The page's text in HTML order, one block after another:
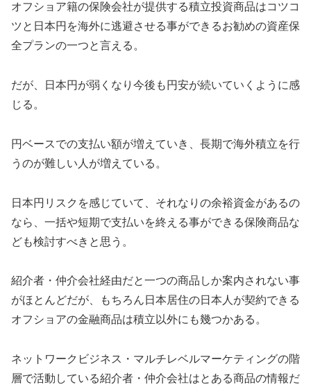
オフショア籍の保険会社が提供する積立投資商品はコツコ
ツと日本円を海外に逃避させる事ができるお勧めの資産保
全プランの一つと言える。
だが、日本円が弱くなり今後も円安が続いていくように感
じる。
円ベースでの支払い額が増えていき、長期で海外積立を行
うのが難しい人が増えている。
日本円リスクを感じていて、それなりの余裕資金があるの
なら、一括や短期で支払いを終える事ができる保険商品な
ども検討すべきと思う。
紹介者・仲介会社経由だと一つの商品しか案内されない事
がほとんどだが、もちろん日本居住の日本人が契約できる
オフショアの金融商品は積立以外にも幾つかある。
ネットワークビジネス・マルチレベルマーケティングの階
層で活動している紹介者・仲介会社はとある商品の情報だ